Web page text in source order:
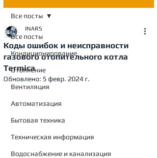
Все посты
Кондиционирование
Отопление
Вентиляция
Автоматизация
Бытовая техника
Техническая информация
Водоснабжение и канализация
Все посты
Коды ошибок и неисправности
газового отопительного котла
Termica
INARS
Обновлено: 5 февр. 2024 г.